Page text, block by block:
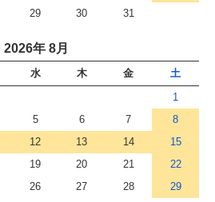
29 30 31
2026年 8月
水 木 金
土
1
5 6 7
8
12 13 14
15
19 20 21
22
26 27 28
29